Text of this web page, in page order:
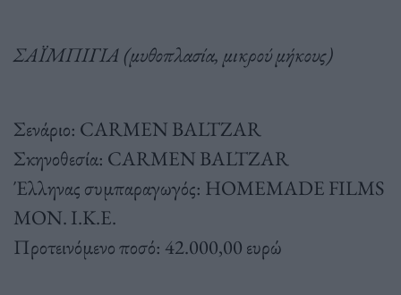
ΣΑΪΜΠΙΓΙΑ (μυθοπλασία, μικρού μήκους)
Σενάριο: CARMEN BALTZAR
Σκηνοθεσία: CARMEN BALTZAR
Έλληνας συμπαραγωγός: HOMEMADE FILMS
ΜΟΝ. Ι.Κ.Ε.
Προτεινόμενο ποσό: 42.000,00 ευρώ